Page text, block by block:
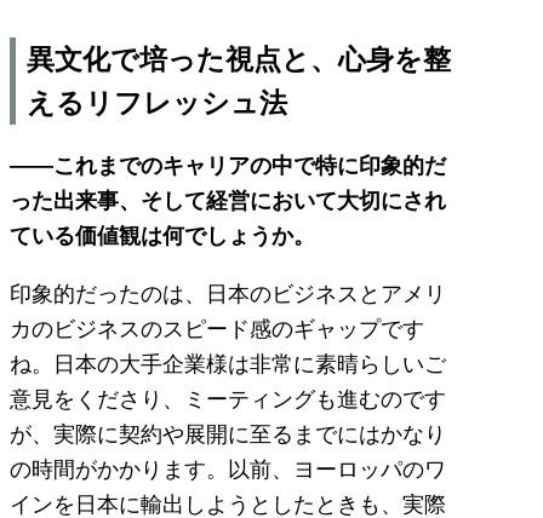
異文化で培った視点と、心身を整
えるリフレッシュ法
――これまでのキャリアの中で特に印象的だ
った出来事、そして経営において大切にされ
ている価値観は何でしょうか。
印象的だったのは、日本のビジネスとアメリ
カのビジネスのスピード感のギャップです
ね。日本の大手企業様は非常に素晴らしいご
意見をくださり、ミーティングも進むのです
が、実際に契約や展開に至るまでにはかなり
の時間がかかります。以前、ヨーロッパのワ
インを日本に輸出しようとしたときも、実際